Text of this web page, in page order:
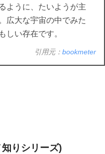
ように、たいようが主
広大な宇宙の中でみた
しい存在です。
引用元： bookmeter
りシリーズ)